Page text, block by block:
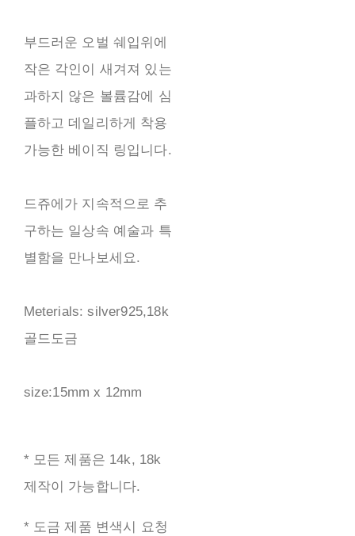
부드러운 오벌 쉐입위에
작은 각인이 새겨져 있는
과하지 않은 볼륨감에 심
플하고 데일리하게 착용
가능한 베이직 링입니다.
드쥬에가 지속적으로 추
구하는 일상속 예술과 특
별함을 만나보세요.
Meterials: silver925,18k
골드도금
size:15mm x 12mm
* 모든 제품은 14k, 18k
제작이 가능합니다.
* 도금 제품 변색시 요청